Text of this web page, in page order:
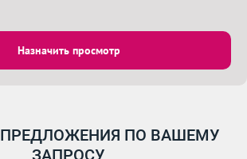
Назначить просмотр
ПО ВАШЕМУ